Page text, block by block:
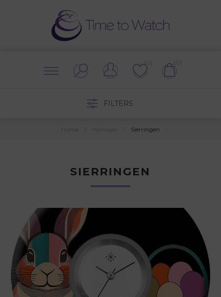
(0) (0)
FILTERS
Sierringen
SIERRINGEN